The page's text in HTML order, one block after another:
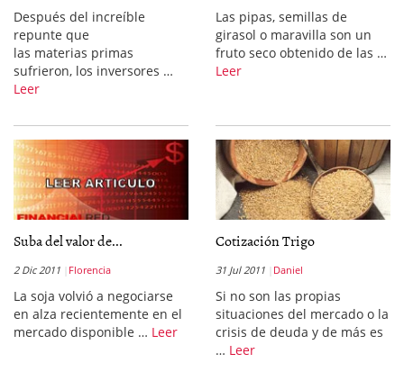
Después del increíble
repunte que
las materias primas
sufrieron, los inversores …
Leer
Las pipas, semillas de
girasol o maravilla son un
fruto seco obtenido de las …
Leer
Suba del valor de...
2 Dic 2011 Florencia
La soja volvió a negociarse
en alza recientemente en el
mercado disponible … Leer
Cotización Trigo
31 Jul 2011 Daniel
Si no son las propias
situaciones del mercado o la
crisis de deuda y de más es
… Leer